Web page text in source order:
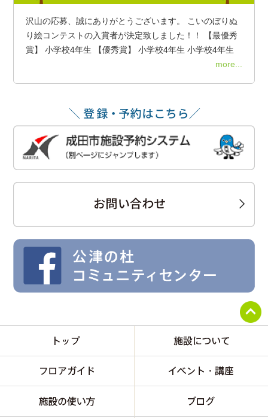
沢山の応募、誠にありがとうございます。 こいのぼりぬ
り絵コンテストの入賞者が決定致しました！！ 【最優秀
賞】 小学校4年生 【優秀賞】 小学校4年生 小学校4年生
more...